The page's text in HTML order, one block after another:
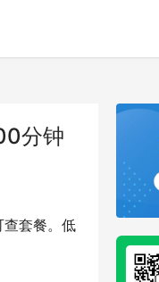
分钟
查套餐。低